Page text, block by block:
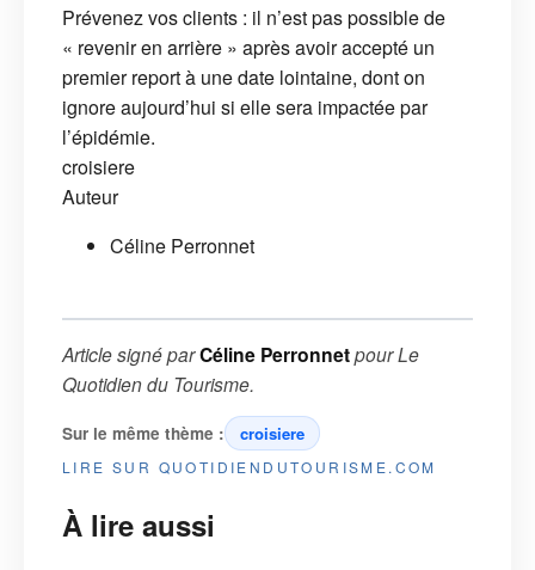
Prévenez vos clients : il n’est pas possible de
« revenir en arrière » après avoir accepté un
premier report à une date lointaine, dont on
ignore aujourd’hui si elle sera impactée par
l’épidémie.
croisiere
Auteur
Céline Perronnet
Article signé parCéline PerronnetpourLe
Quotidien du Tourisme.
Sur le même thème : croisiere
LIRE SUR QUOTIDIENDUTOURISME.COM
À lire aussi